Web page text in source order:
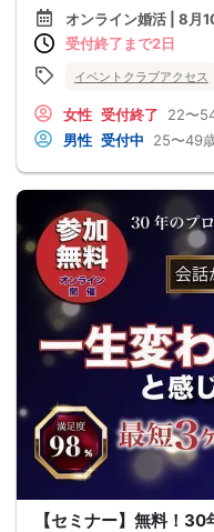
オンライン婚活 | 8月
受付終了まで2日
イベントクラブアクセス
女性 受付終了 22〜
男性 受付中 25〜49
【セミナー】無料！